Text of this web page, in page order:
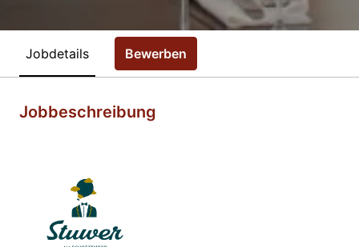
Jobdetails Bewerben
Jobbeschreibung